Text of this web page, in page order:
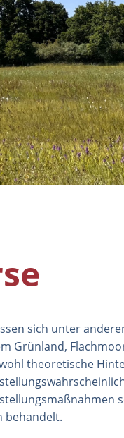
sich unter
Grünland,
theoretische
behandelt.